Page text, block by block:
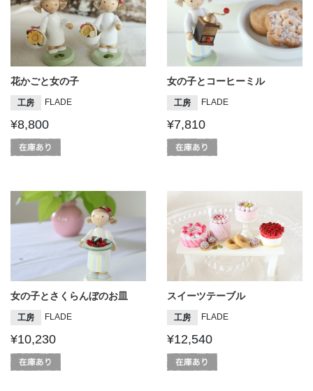
花かごと女の子
工房 FLADE
¥8,800
女の子とコーヒーミル
工房 FLADE
¥7,810
女の子とさくらんぼのお皿
工房 FLADE
¥10,230
スイーツテーブル
工房 FLADE
¥12,540